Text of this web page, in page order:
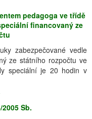
pedagoga ve třídě
financovaný ze
zabezpečované vedle
ze státního rozpočtu ve
speciální je 20 hodin v
Sb.